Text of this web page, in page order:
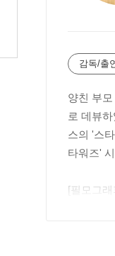
감독/출
양친 부
로 데뷰
스의 '스
타워즈'
[필모그